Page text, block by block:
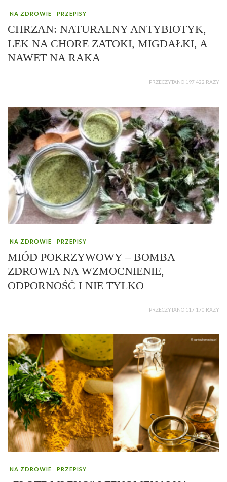
NA ZDROWIE PRZEPISY
CHRZAN: NATURALNY ANTYBIOTYK,
LEK NA CHORE ZATOKI, MIGDAŁKI, A
NAWET NA RAKA
PRZECZYTANO 197 422 RAZY
NA ZDROWIE PRZEPISY
MIÓD POKRZYWOWY – BOMBA
ZDROWIA NA WZMOCNIENIE,
ODPORNOŚĆ I NIE TYLKO
PRZECZYTANO 117 170 RAZY
NA ZDROWIE PRZEPISY